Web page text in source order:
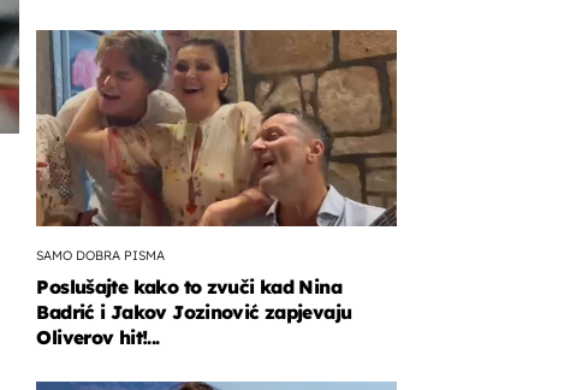
SAMO DOBRA PISMA
Poslušajte kako to zvuči kad Nina
Badrić i Jakov Jozinović zapjevaju
Oliverov hit!...